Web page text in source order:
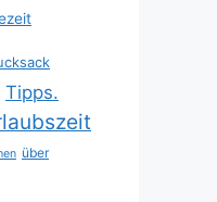
Tipps.
über